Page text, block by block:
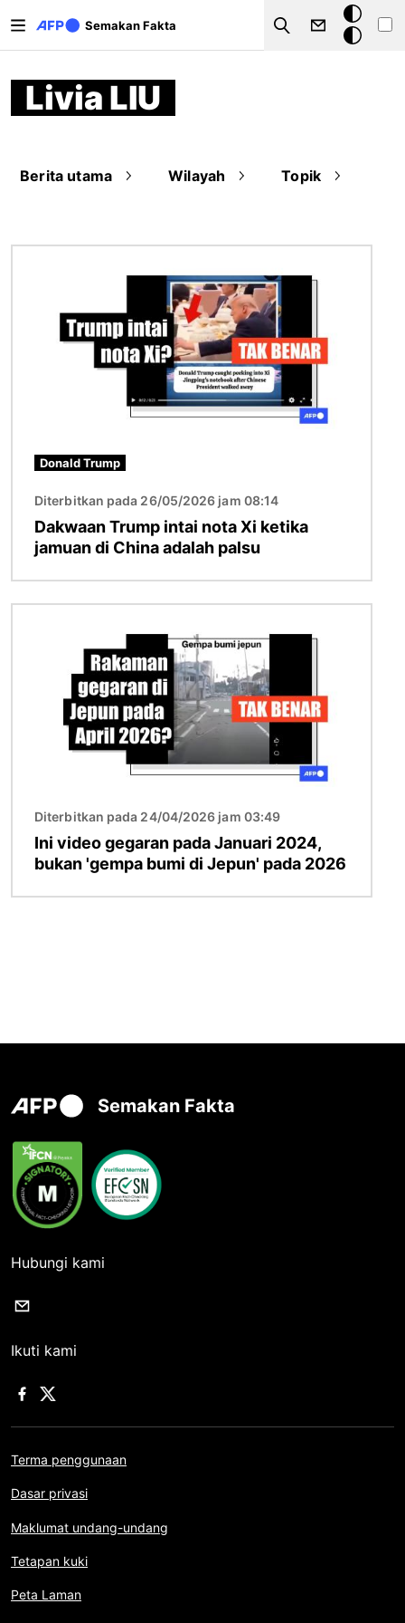
Semakan Fakta
Search
Mod
gelap
Livia LIU
Berita utama Wilayah Topik
Donald Trump
Diterbitkan pada 26/05/2026 jam 08:14
Dakwaan Trump intai nota Xi ketika
jamuan di China adalah palsu
Diterbitkan pada 24/04/2026 jam 03:49
Ini video gegaran pada Januari 2024,
bukan 'gempa bumi di Jepun' pada 2026
Semakan Fakta
Hubungi kami
Ikuti kami
Terma penggunaan
Dasar privasi
Maklumat undang-undang
Tetapan kuki
Peta Laman